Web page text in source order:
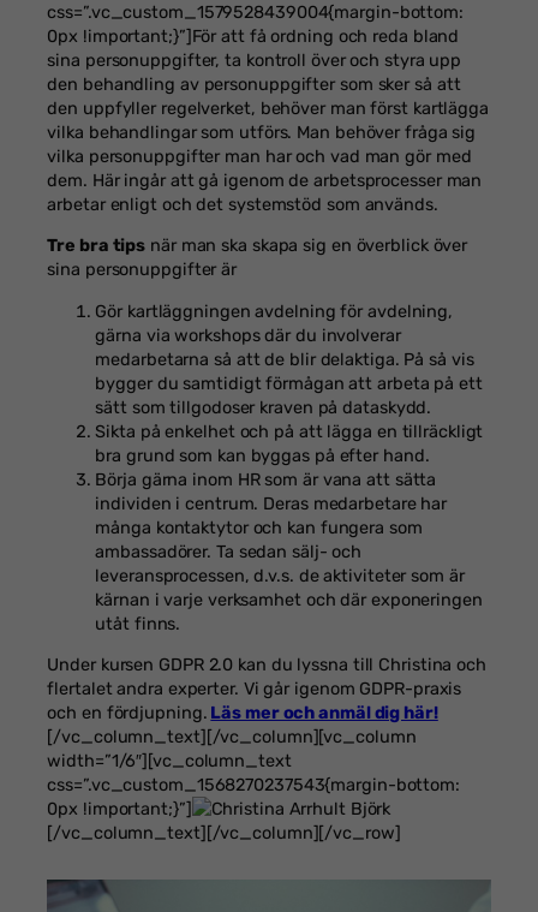
css=”.vc_custom_1579528439004{margin-bottom:
0px !important;}”]För att få ordning och reda bland
sina personuppgifter, ta kontroll över och styra upp
den behandling av personuppgifter som sker så att
den uppfyller regelverket, behöver man först kartlägga
vilka behandlingar som utförs. Man behöver fråga sig
vilka personuppgifter man har och vad man gör med
dem. Här ingår att gå igenom de arbetsprocesser man
arbetar enligt och det systemstöd som används.
Tre bra tips när man ska skapa sig en överblick över
sina personuppgifter är
Gör kartläggningen avdelning för avdelning,
gärna via workshops där du involverar
medarbetarna så att de blir delaktiga. På så vis
bygger du samtidigt förmågan att arbeta på ett
sätt som tillgodoser kraven på dataskydd.
Sikta på enkelhet och på att lägga en tillräckligt
bra grund som kan byggas på efter hand.
Börja gärna inom HR som är vana att sätta
individen i centrum. Deras medarbetare har
många kontaktytor och kan fungera som
ambassadörer. Ta sedan sälj- och
leveransprocessen, d.v.s. de aktiviteter som är
kärnan i varje verksamhet och där exponeringen
utåt finns.
Under kursen GDPR 2.0 kan du lyssna till Christina och
flertalet andra experter. Vi går igenom GDPR-praxis
och en fördjupning. Läs mer och anmäl dig här!
[/vc_column_text][/vc_column][vc_column
width=”1/6″][vc_column_text
css=”.vc_custom_1568270237543{margin-bottom:
0px !important;}”]
[/vc_column_text][/vc_column][/vc_row]